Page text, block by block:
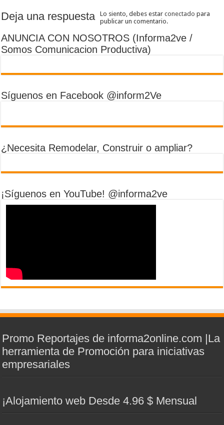
Deja una respuesta Lo siento, debes estarconectado para
publicar un comentario.
ANUNCIA CON NOSOTROS (Informa2ve /
Somos Comunicacion Productiva)
Síguenos en Facebook @inform2Ve
¿Necesita Remodelar, Construir o ampliar?
¡Síguenos en YouTube! @informa2ve
Promo Reportajes de informa2online.com |La
herramienta de Promoción para iniciativas
empresariales
¡Alojamiento web Desde 4.96 $ Mensual